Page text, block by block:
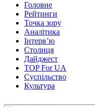
Головне
Рейтинги
Точка зору
Аналітика
Інтерв’ю
Столиця
Дайджест
TOP For UA
Суспiльство
Культура